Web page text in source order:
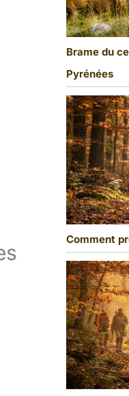
Brame du
Pyrénées
Comment